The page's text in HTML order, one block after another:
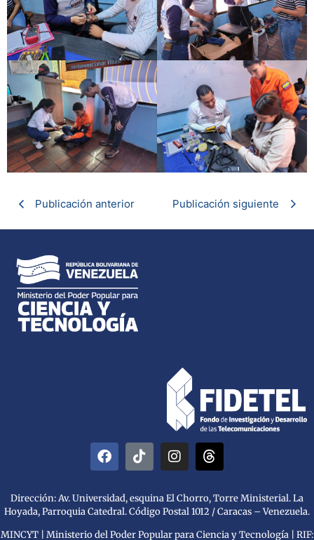
Publicación anterior Publicación siguiente
Dirección: Av. Universidad, esquina El Chorro, Torre Ministerial. La
Hoyada, Parroquia Catedral. Código Postal 1012 / Caracas – Venezuela.
MINCYT | Ministerio del Poder Popular para Ciencia y Tecnología | RIF: